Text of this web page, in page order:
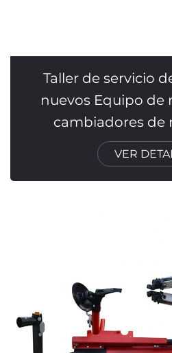
Taller de servicio
nuevos Equipo de
cambiadores de
Equilibrador de
VER